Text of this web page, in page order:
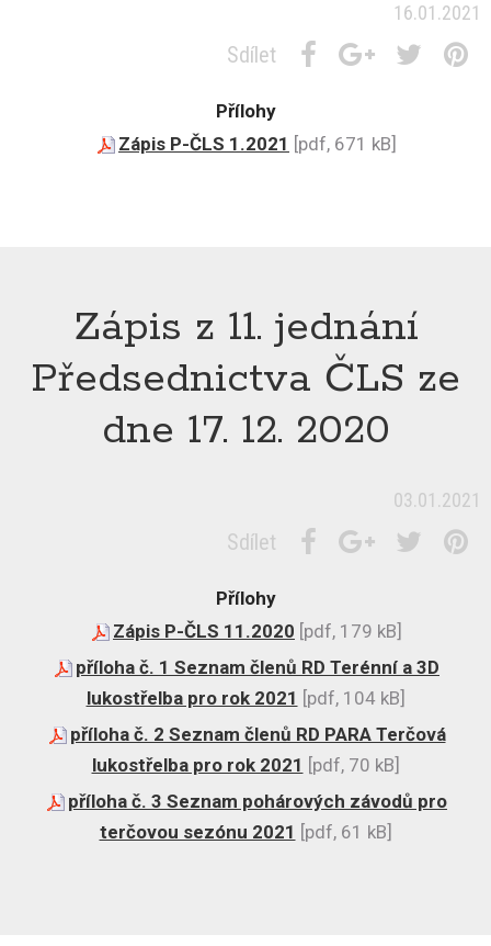
16.01.2021
Sdílet
Přílohy
Zápis P-ČLS 1.2021 [pdf, 671 kB]
Zápis z 11. jednání
Předsednictva ČLS ze
dne 17. 12. 2020
03.01.2021
Sdílet
Přílohy
Zápis P-ČLS 11.2020 [pdf, 179 kB]
příloha č. 1 Seznam členů RD Terénní a 3D
lukostřelba pro rok 2021 [pdf, 104 kB]
příloha č. 2 Seznam členů RD PARA Terčová
lukostřelba pro rok 2021 [pdf, 70 kB]
příloha č. 3 Seznam pohárových závodů pro
terčovou sezónu 2021 [pdf, 61 kB]